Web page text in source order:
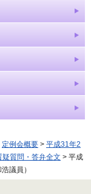
定例会概要 > 平成31年2
質問・答弁全文 > 平成
議員）